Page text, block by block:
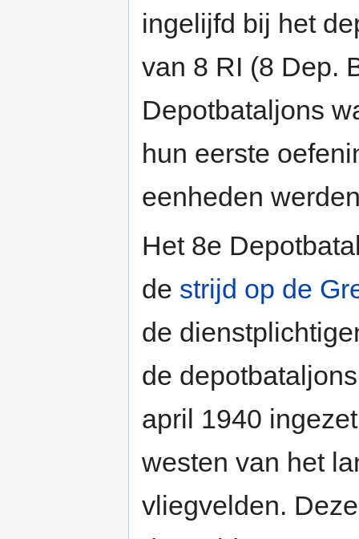
ingelijfd bij het
van 8 RI (8 Dep.
Depotbataljons
hun eerste
eenheden
Het 8e
de strijd op de
de
de
april 1940
westen van het
vliegvelden.